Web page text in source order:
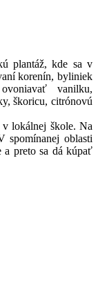
plantáž, kde sa v
korenín, byliniek
vanilku,
škoricu, citrónovú
lokálnej škole. Na
oblasti
a preto sa dá kúpať